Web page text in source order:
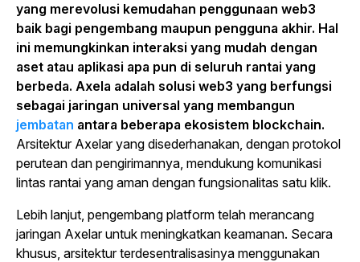
yang merevolusi kemudahan penggunaan web3
baik bagi pengembang maupun pengguna akhir. Hal
ini memungkinkan interaksi yang mudah dengan
aset atau aplikasi apa pun di seluruh rantai yang
berbeda. Axela adalah solusi web3 yang berfungsi
sebagai jaringan universal yang membangun
jembatan antara beberapa ekosistem blockchain.
Arsitektur Axelar yang disederhanakan, dengan protokol
perutean dan pengirimannya, mendukung komunikasi
lintas rantai yang aman dengan fungsionalitas satu klik.
Lebih lanjut, pengembang platform telah merancang
jaringan Axelar untuk meningkatkan keamanan. Secara
khusus, arsitektur terdesentralisasinya menggunakan